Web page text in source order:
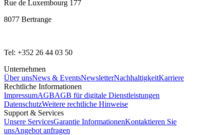
Rue de Luxembourg 177
8077 Bertrange
Tel: +352 26 44 03 50
Unternehmen
Über unsNews & EventsNewsletterNachhaltigkeitKarriere
Rechtliche Informationen
ImpressumAGBAGB für digitale Dienstleistungen
DatenschutzWeitere rechtliche Hinweise
Support & Services
Unsere ServicesGarantie InformationenKontaktieren Sie
unsAngebot anfragen